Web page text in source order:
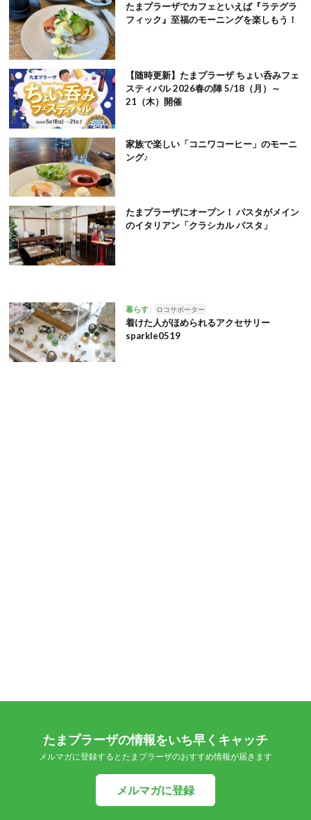
たまプラーザでカフェといえば『ラテグラ
フィック』至福のモーニングを楽しもう！
【随時更新】たまプラーザ ちょい呑みフェ
スティバル 2026春の陣 5/18（月）～
21（木）開催
家族で楽しい「コニワコーヒー」のモーニ
ング♪
たまプラーザにオープン！ パスタがメイン
のイタリアン「クラシカル パスタ」
暮らす ロコサポーター
着けた人がほめられるアクセサリー
sparkle0519
たまプラーザの情報をいち早くキャッチ
メルマガに登録するとたまプラーザのおすすめ情報が届きます
メルマガに登録